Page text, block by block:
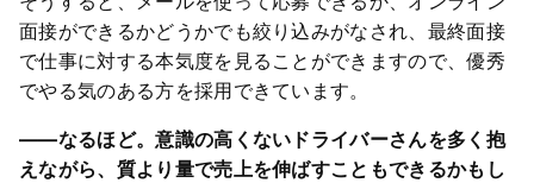
面接ができるかどうかでも絞り込みがなされ、最終面接
で仕事に対する本気度を見ることができますので、優秀
でやる気のある方を採用できています。
――なるほど。意識の高くないドライバーさんを多く抱
えながら、質より量で売上を伸ばすこともできるかもし